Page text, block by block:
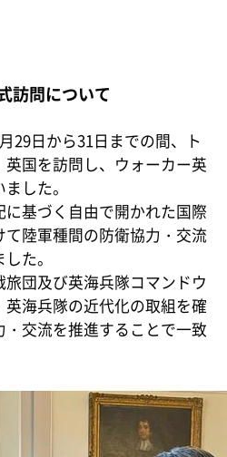
訪問について
29日から31日までの間、ト
国を訪問し、ウォーカー英
した。
基づく自由で開かれた国際
陸軍種間の防衛協力・交流
た。
団及び英海兵隊コマンドウ
海兵隊の近代化の取組を確
交流を推進することで一致